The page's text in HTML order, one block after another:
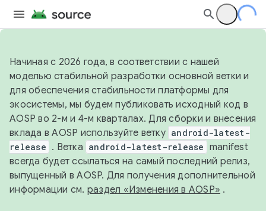
Начиная с 2026 года, в соответствии с нашей
моделью стабильной разработки основной ветки и
для обеспечения стабильности платформы для
экосистемы, мы будем публиковать исходный код в
AOSP во 2-м и 4-м кварталах. Для сборки и внесения
вклада в AOSP используйте ветку android-latest-
release . Ветка android-latest-release manifest
всегда будет ссылаться на самый последний релиз,
выпущенный в AOSP. Для получения дополнительной
информации см. раздел «Изменения в AOSP» .